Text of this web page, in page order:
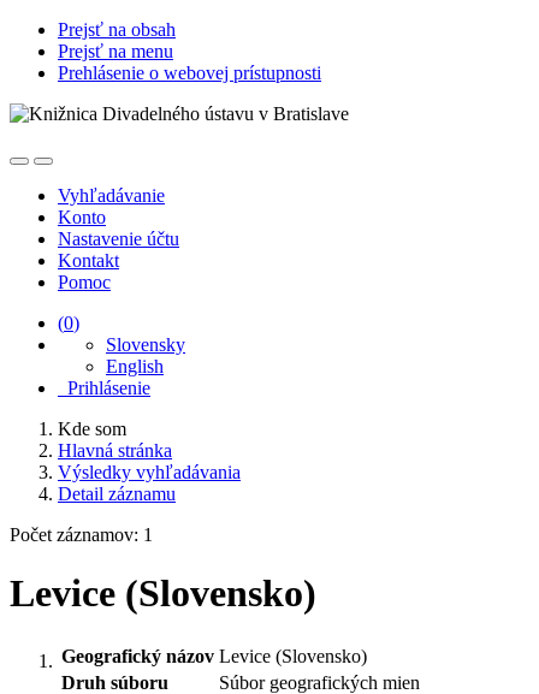
Prejsť na obsah
Prejsť na menu
Prehlásenie o webovej prístupnosti
Vyhľadávanie
Konto
Nastavenie účtu
Kontakt
Pomoc
(0)
Slovensky
English
Prihlásenie
Kde som
Hlavná stránka
Výsledky vyhľadávania
Detail záznamu
Počet záznamov: 1
Levice (Slovensko)
Geografický názov Levice (Slovensko)
Druh súboru
Súbor geografických mien